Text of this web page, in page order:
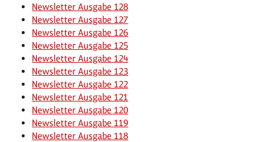
Newsletter Ausgabe 128
Newsletter Ausgabe 127
Newsletter Ausgabe 126
Newsletter Ausgabe 125
Newsletter Ausgabe 124
Newsletter Ausgabe 123
Newsletter Ausgabe 122
Newsletter Ausgabe 121
Newsletter Ausgabe 120
Newsletter Ausgabe 119
Newsletter Ausgabe 118